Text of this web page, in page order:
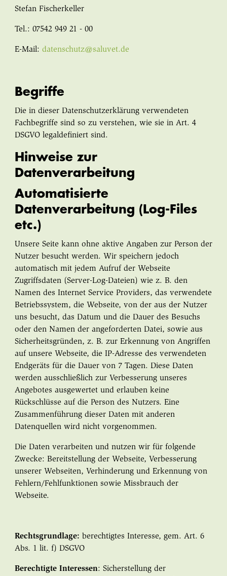
Stefan Fischerkeller
Tel.: 07542 949 21 - 00
E-Mail: datenschutz@saluvet.de
Begriffe
Die in dieser Datenschutzerklärung verwendeten
Fachbegriffe sind so zu verstehen, wie sie in Art. 4
DSGVO legaldefiniert sind.
Hinweise zur
Datenverarbeitung
Automatisierte
Datenverarbeitung (Log-Files
etc.)
Unsere Seite kann ohne aktive Angaben zur Person der
Nutzer besucht werden. Wir speichern jedoch
automatisch mit jedem Aufruf der Webseite
Zugriffsdaten (Server-Log-Dateien) wie z. B. den
Namen des Internet Service Providers, das verwendete
Betriebssystem, die Webseite, von der aus der Nutzer
uns besucht, das Datum und die Dauer des Besuchs
oder den Namen der angeforderten Datei, sowie aus
Sicherheitsgründen, z. B. zur Erkennung von Angriffen
auf unsere Webseite, die IP-Adresse des verwendeten
Endgeräts für die Dauer von 7 Tagen. Diese Daten
werden ausschließlich zur Verbesserung unseres
Angebotes ausgewertet und erlauben keine
Rückschlüsse auf die Person des Nutzers. Eine
Zusammenführung dieser Daten mit anderen
Datenquellen wird nicht vorgenommen.
Die Daten verarbeiten und nutzen wir für folgende
Zwecke: Bereitstellung der Webseite, Verbesserung
unserer Webseiten, Verhinderung und Erkennung von
Fehlern/Fehlfunktionen sowie Missbrauch der
Webseite.
Rechtsgrundlage: berechtigtes Interesse, gem. Art. 6
Abs. 1 lit. f) DSGVO
Berechtigte Interessen: Sicherstellung der